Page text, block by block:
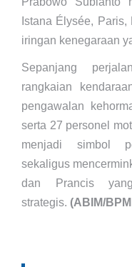
Istana Élysée,
iringan kenegaraan
Sepanjang
rangkaian
pengawalan
serta 27 personel
menjadi simbol
sekaligus
dan Prancis
strategis. (ABIM/